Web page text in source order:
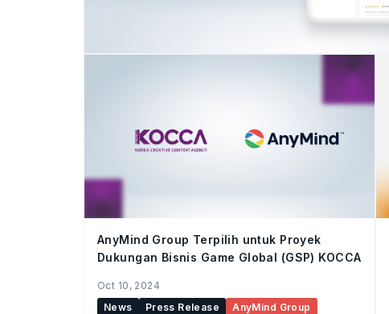
AnyMind Group Terpilih untuk Proyek
Dukungan Bisnis Game Global (GSP) KOCCA
Oct 10, 2024
News
Press Release AnyMind Group